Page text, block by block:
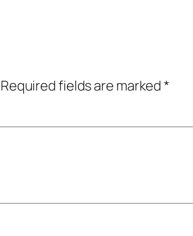
Required fields are marked*